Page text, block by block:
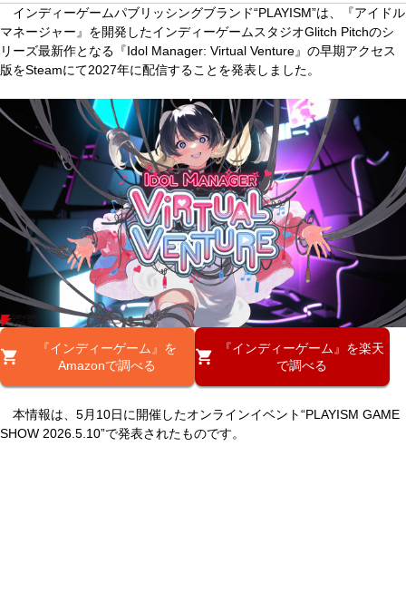
インディーゲームパブリッシングブランド“PLAYISM”は、『アイドル
マネージャー』を開発したインディーゲームスタジオGlitch Pitchのシ
リーズ最新作となる『Idol Manager: Virtual Venture』の早期アクセス
版をSteamにて2027年に配信することを発表しました。
『インディーゲーム』を
Amazonで調べる
『インディーゲーム』を楽天
で調べる
本情報は、5月10日に開催したオンラインイベント“PLAYISM GAME
SHOW 2026.5.10”で発表されたものです。